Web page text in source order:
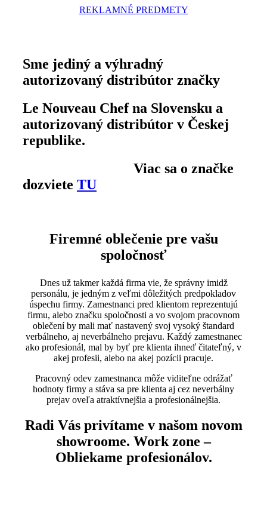
REKLAMNÉ PREDMETY
Sme jediný a výhradný
autorizovaný distribútor značky
Le Nouveau Chef na Slovensku a
autorizovaný distribútor v Českej
republike.
Viac sa o značke
dozviete TU
Firemné oblečenie pre vašu
spoločnosť
Dnes už takmer každá firma vie, že správny imidž
personálu, je jedným z veľmi dôležitých predpokladov
úspechu firmy. Zamestnanci pred klientom reprezentujú
firmu, alebo značku spoločnosti a vo svojom pracovnom
oblečení by mali mať nastavený svoj vysoký štandard
verbálneho, aj neverbálneho prejavu. Každý zamestnanec
ako profesionál, mal by byť pre klienta ihneď čitateľný, v
akej profesii, alebo na akej pozícii pracuje.
Pracovný odev zamestnanca môže viditeľne odrážať
hodnoty firmy a stáva sa pre klienta aj cez neverbálny
prejav oveľa atraktívnejšia a profesionálnejšia.
Radi Vás privítame v našom novom
showroome. Work zone –
Obliekame profesionálov.